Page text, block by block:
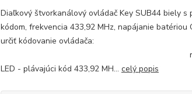
Diaľkový štvorkanálový ovládač Key SUB44 biely s
kódom, frekvencia 433,92 MHz, napájanie batériou
určiť kódovanie ovládača:
modrá
LED - plávajúci kód 433,92 MH... celý popis